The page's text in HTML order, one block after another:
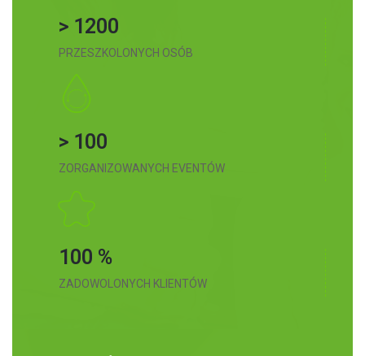
> 1200
PRZESZKOLONYCH OSÓB
> 100
ZORGANIZOWANYCH EVENTÓW
100 %
ZADOWOLONYCH KLIENTÓW